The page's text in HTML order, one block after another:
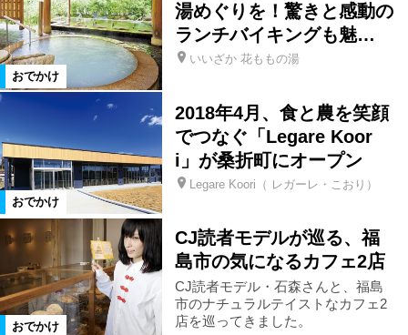
矢吹町 棚倉町 喜多方市
会津坂下町
県南エリア 宮城県 磐梯町
玉川村 本宮市
山形県 天栄村 北塩原村
矢祭町 桑折町 川俣町
おでかけ
湯めぐりを！驚きと感動の
ランチバイキングも魅…
いいざか 花ももの湯
おでかけ
2018年4月、食と農を笑顔
でつなぐ「Legare Koor
i」が桑折町にオープン
Legare Koori（ レガーレ・こおり）
おでかけ
CJ読者モデルが巡る、福
島市の気になるカフェ2店
CJ読者モデル・石森さんと、福島
市のナチュラルテイストなカフェ2
店を巡ってきました。